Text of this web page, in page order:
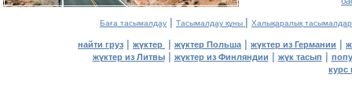
Баға тасымалдау | Тасымалдау құны | Халықаралық
найти груз | жүктер | жүктер Польша | жүктер из Германии |
жүктер из Литвы| жүктер из Финляндии | жүк тасып |
курс